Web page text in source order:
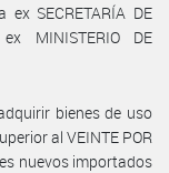
SECRETARÍA DE
MINISTERIO DE
bienes de uso
al VEINTE POR
nuevos importados